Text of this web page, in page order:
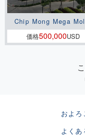
Chip Mong Mega
価格500,000USD
およ
よくあ